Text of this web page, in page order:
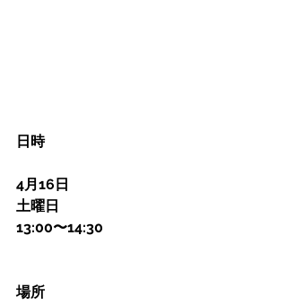
日時
4月16日
土曜日
13:00〜14:30
場所